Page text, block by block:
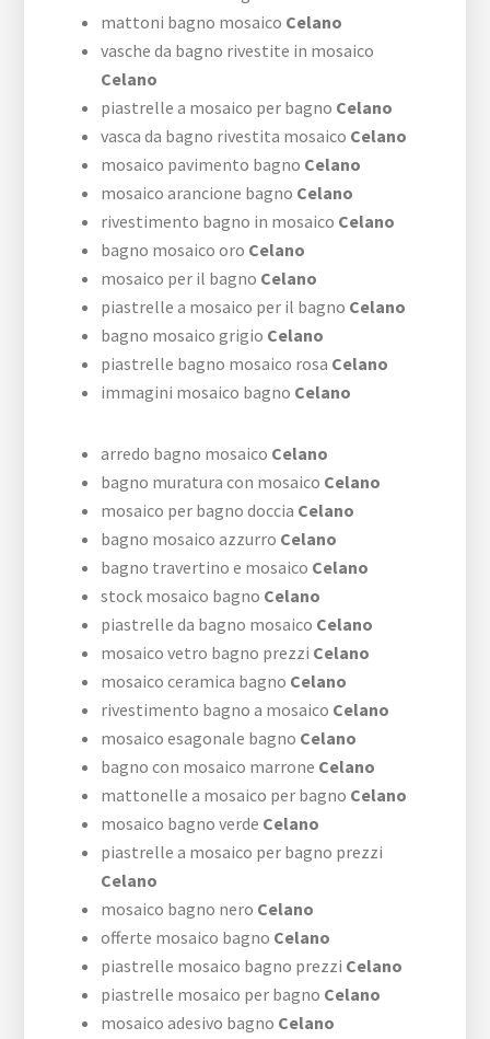
mattoni bagno mosaico Celano
vasche da bagno rivestite in mosaico
Celano
piastrelle a mosaico per bagno Celano
vasca da bagno rivestita mosaico Celano
mosaico pavimento bagno Celano
mosaico arancione bagno Celano
rivestimento bagno in mosaico Celano
bagno mosaico oro Celano
mosaico per il bagno Celano
piastrelle a mosaico per il bagno Celano
bagno mosaico grigio Celano
piastrelle bagno mosaico rosa Celano
immagini mosaico bagno Celano
arredo bagno mosaico Celano
bagno muratura con mosaico Celano
mosaico per bagno doccia Celano
bagno mosaico azzurro Celano
bagno travertino e mosaico Celano
stock mosaico bagno Celano
piastrelle da bagno mosaico Celano
mosaico vetro bagno prezzi Celano
mosaico ceramica bagno Celano
rivestimento bagno a mosaico Celano
mosaico esagonale bagno Celano
bagno con mosaico marrone Celano
mattonelle a mosaico per bagno Celano
mosaico bagno verde Celano
piastrelle a mosaico per bagno prezzi
Celano
mosaico bagno nero Celano
offerte mosaico bagno Celano
piastrelle mosaico bagno prezzi Celano
piastrelle mosaico per bagno Celano
mosaico adesivo bagno Celano